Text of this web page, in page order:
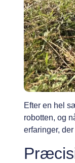
Efter en hel
robotten, og
erfaringer,